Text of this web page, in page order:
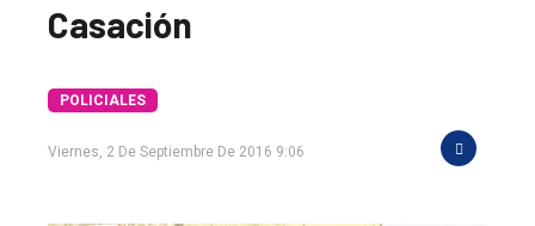
Casación
POLICIALES
Viernes, 2 De Septiembre De 2016 9:06